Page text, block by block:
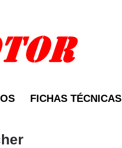
FICHAS TÉCNICAS